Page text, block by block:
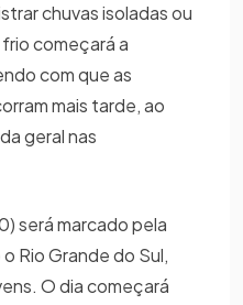
chuvas isoladas ou
começará a
com que as
mais tarde, ao
geral nas
será marcado pela
Rio Grande do Sul,
O dia começará